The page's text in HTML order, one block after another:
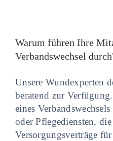
Warum führen Ihre
Verbandswechsel
Unsere Wundexperten
beratend zur
eines
oder Pflegediensten,
Versorgungsverträge